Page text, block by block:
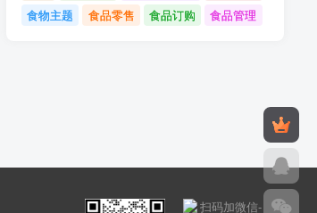
食物主题
食品零售 食品订购 食品管理